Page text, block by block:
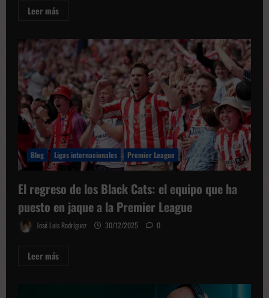
Leer másLeer
Lausana:
El
Real
Madrid
busca
la
gloria
en
la
Youth
League
2026
Blog Ligas internacionales Premier League
El regreso de los Black Cats: el equipo que ha
puesto en jaque a la Premier League
José Luis Rodríguez 30/12/2025 0
Leer másLeer
más